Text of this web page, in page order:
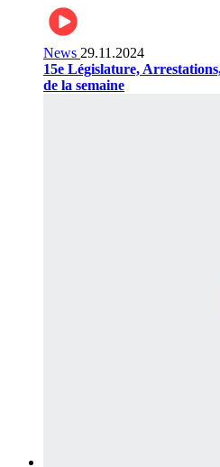
News 29.11.2024
15e Législature,
de la semaine